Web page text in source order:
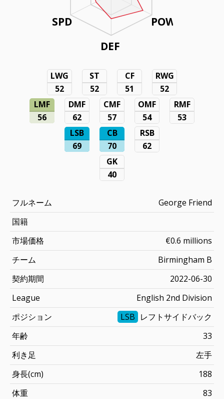
POW
DEF
SPD
LWG
52
ST
52
CF
51
RWG
52
LMF
56
DMF
62
CMF
57
OMF
54
RMF
53
LSB
69
CB
70
RSB
62
GK
40
フルネーム
George Friend
国籍
市場価格
€0.6 millions
チーム
Birmingham B
契約期間
2022-06-30
League
English 2nd Division
ポジション
LSB レフトサイドバック
年齢
33
利き足
左手
身長(cm)
188
体重
83